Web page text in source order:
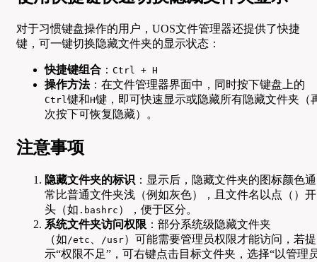
对于习惯键盘操作的用户，UOS文件管理器还提供了快捷
键，可一键切换隐藏文件夹的显示状态：
快捷键组合 ： Ctrl + H
操作方法：在文件管理器界面中，同时按下键盘上的
Ctrl键和H键，即可快速显示或隐藏所有隐藏文件夹（
次按下可恢复隐藏）。
注意事项
隐藏文件夹的标识 ：显示后，隐藏文件夹的图标颜色通
常比普通文件夹浅（例如灰色），且文件名以点（）开
头（如 .bashrc ），便于区分。
系统文件夹访问权限 ：部分系统级隐藏文件夹
（如/etc /usr）可能需要管理员权限才能访问，若提
示“权限不足”，可右键点击目标文件夹，选择“以管理